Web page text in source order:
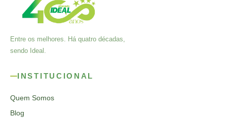
Entre os melhores. Há quatro décadas,
sendo Ideal.
INSTITUCIONAL
Quem Somos
Blog